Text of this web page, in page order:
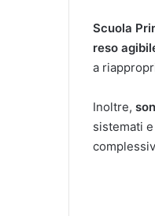
Scuola
reso
a
Inoltre,
sistemati